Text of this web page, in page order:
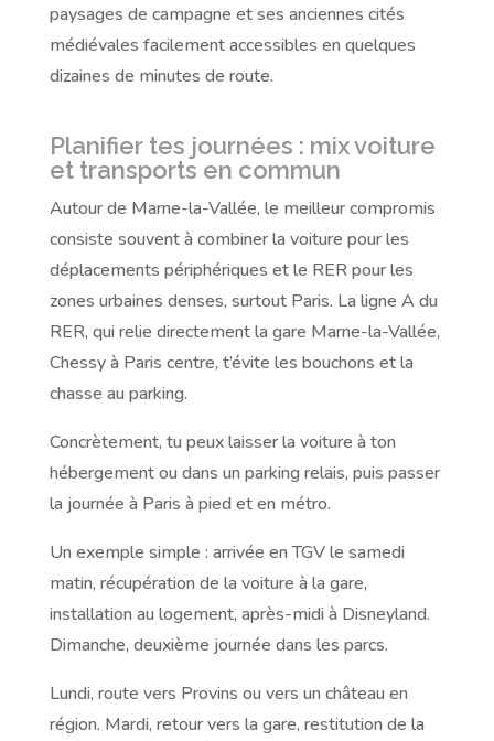
paysages de campagne et ses anciennes cités
médiévales facilement accessibles en quelques
dizaines de minutes de route.
Planifier tes journées : mix voiture
et transports en commun
Autour de Marne-la-Vallée, le meilleur compromis
consiste souvent à combiner la voiture pour les
déplacements périphériques et le RER pour les
zones urbaines denses, surtout Paris. La ligne A du
RER, qui relie directement la gare Marne-la-Vallée,
Chessy à Paris centre, t’évite les bouchons et la
chasse au parking.
Concrètement, tu peux laisser la voiture à ton
hébergement ou dans un parking relais, puis passer
la journée à Paris à pied et en métro.
Un exemple simple : arrivée en TGV le samedi
matin, récupération de la voiture à la gare,
installation au logement, après-midi à Disneyland.
Dimanche, deuxième journée dans les parcs.
Lundi, route vers Provins ou vers un château en
région. Mardi, retour vers la gare, restitution de la